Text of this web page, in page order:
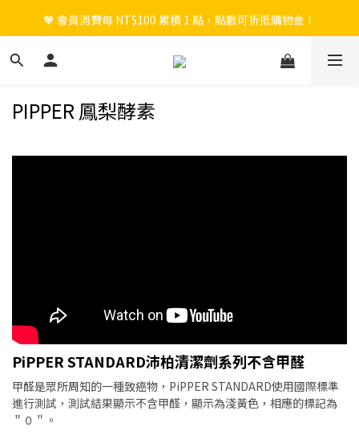
🎉 新會員註冊立即送 $200 購物金＋首購免運！
🧡 會員消費每 NT$100 累積 1 點，點數可折抵購物金！
🎉 新會員註冊立即送 $200 購物金＋首購免運！
PIPPER 鳳梨酵素
PiPPER STANDARD沛柏清潔劑系列不含甲醛
甲醛是眾所周知的一種致癌物，PiPPER STANDARD使用國際標準
進行測試，測試結果顯示不含甲醛，顯示為淺黃色，相應的標記為
＂０＂。